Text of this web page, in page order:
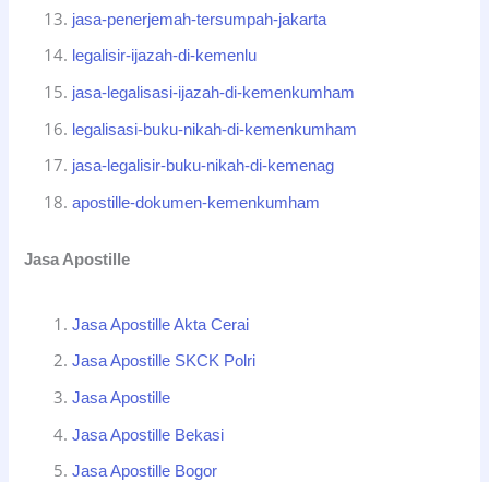
jasa-penerjemah-tersumpah-jakarta
legalisir-ijazah-di-kemenlu
jasa-legalisasi-ijazah-di-kemenkumham
legalisasi-buku-nikah-di-kemenkumham
jasa-legalisir-buku-nikah-di-kemenag
apostille-dokumen-kemenkumham
Jasa Apostille
Jasa Apostille Akta Cerai
Jasa Apostille SKCK Polri
Jasa Apostille
Jasa Apostille Bekasi
Jasa Apostille Bogor